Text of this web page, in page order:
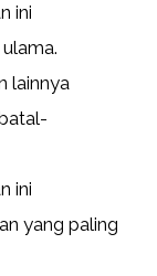
ini
lainnya
ini
yang paling